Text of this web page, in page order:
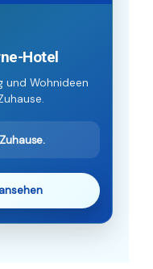
Hotel
und Wohnideen